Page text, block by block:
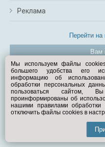
Реклама
Перейти
Вам
©
Мы используем файлы
большего удобства его
информацию об
обработки персональных
пользоваться сайтом,
проинформированы об
нашими правилами
отключить файлы cookies в